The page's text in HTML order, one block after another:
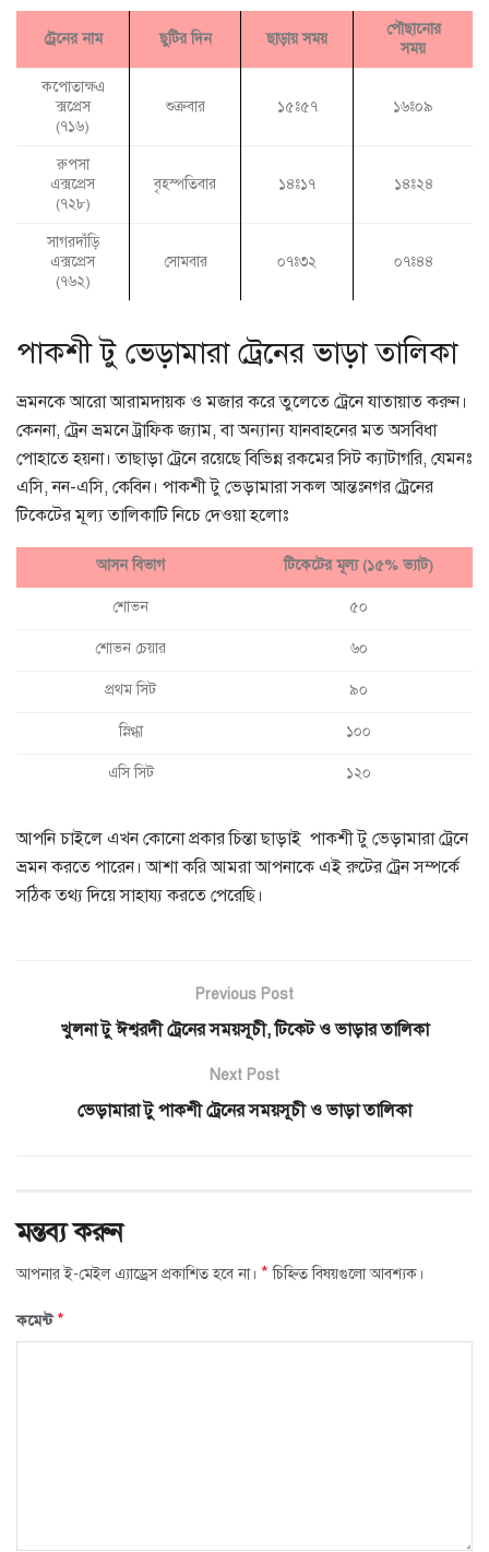
ট্রেনের নাম ছুটির দিন ছাড়ায় সময়
পৌছানোর
সময়
কপোতাক্ষএ
ক্সপ্রেস
(৭১৬)
শুক্রবার ১৫ঃ৫৭ ১৬ঃ০৯
রুপসা
এক্সপ্রেস
(৭২৮)
বৃহস্পতিবার ১৪ঃ১৭ ১৪ঃ২৪
সাগরদাঁড়ি
এক্সপ্রেস
(৭৬২)
সোমবার ০৭ঃ৩২ ০৭ঃ৪৪
পাকশী টু ভেড়ামারা ট্রেনের ভাড়া তালিকা
ভ্রমনকে আরো আরামদায়ক ও মজার করে তুলেতে ট্রেনে যাতায়াত করুন।
কেননা, ট্রেন ভ্রমনে ট্রাফিক জ্যাম, বা অন্যান্য যানবাহনের মত অসবিধা
পোহাতে হয়না। তাছাড়া ট্রেনে রয়েছে বিভিন্ন রকমের সিট ক্যাটাগরি, যেমনঃ
এসি, নন-এসি, কেবিন। পাকশী টু ভেড়ামারা সকল আন্তঃনগর ট্রেনের
টিকেটের মূল্য তালিকাটি নিচে দেওয়া হলোঃ
আসন বিভাগ টিকেটের মূল্য (১৫% ভ্যাট)
শোভন ৫০
শোভন চেয়ার ৬০
প্রথম সিট ৯০
স্নিগ্ধা ১০০
এসি সিট ১২০
আপনি চাইলে এখন কোনো প্রকার চিন্তা ছাড়াই পাকশী টু ভেড়ামারা ট্রেনে
ভ্রমন করতে পারেন। আশা করি আমরা আপনাকে এই রুটের ট্রেন সম্পর্কে
সঠিক তথ্য দিয়ে সাহায্য করতে পেরেছি।
Previous Post
খুলনা টু ঈশ্বরদী ট্রেনের সময়সূচী, টিকেট ও ভাড়ার তালিকা
Next Post
ভেড়ামারা টু পাকশী ট্রেনের সময়সূচী ও ভাড়া তালিকা
মন্তব্য করুন
আপনার ই-মেইল এ্যাড্রেস প্রকাশিত হবে না। * চিহ্নিত বিষয়গুলো আবশ্যক।
কমেন্ট*